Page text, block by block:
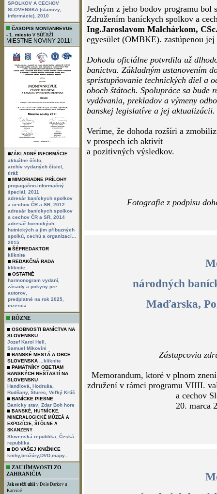
SPOLKOV A CECHOV
SLOVENSKA (stanovy,
informácie), 2010
ČASOPIS MONTANREVUE
- 1. miesto v súťaži
MIESTNE NOVINY 2011!
ZÁKLADNÉ INFORMÁCIE
aktuálne číslo,
archív vydaných čísiel,
tiráž
MIMORIADNE PRÍLOHY
propagačno-informačný
špeciál, 2011
adresár baníckych spolkov
a cechov ČR a SR, 2012
adresár baníckych spolkov
a cechov ČR a SR, 2014
adresář hornických,
hutnických a jim příbuzných
spolkú, cechú a organizací...
2015
ŠÉFREDAKTOR
kliknite
REDAKČNÁ RADA
kliknite
OSTATNÉ
harmonogram vydaní
zásady a pokyny pre
autorov
predplatné na rok 2025
inzercia
RÔZNE
OSOBNOSTI BANÍCTVA NA
SLOVENSKU
Jozef Karol Hell
Samuel Mikovíni
BANSKÉ MESTÁ A OBCE
SLOVENSKA
...kliknite
PAMÄTNÍKY OBETIAM
BANSKÝCH NEŠŤASTÍ NA
SLOVENSKU
Handlová,
Hodruša,
Rudňany, Šturec,
Veľký Krtíš
BANÍCKE PIESNE
Banícky stav Zdar Boh hore
BANSKÉ, HUTNÍCKE,
MINERALOGICKÉ MÚZEÁ A
EXPOZÍCIE, ŠTÔLNE A
SKANZENY
Slovenská republika,
Česká
republika
DO VAŠEJ KNIŽNICE
knihy,brožúry,DVD,mapy...
ZAUJÍMAVOSTI ZO
ZAHRANIČIA
Jak se těží uhlí v Dole Darkov u
Karviné
V rámci Salamandrových dní 2009
gymnázia v Banskej Štiavnici
nových kandidátov do baníckeho
Združením baníckych spolkov a
Ing.Jaroslavom Malchárkom,
egyesület (OMBKE). zastúpenou
Dohoda oficiálne potvrdila už
banictva. Základným ustanovením
oboch štátoch. Spolupráce sa bude
vydávania, prekladov a výmeny
banskej legislatíve a jej aktualizácii.